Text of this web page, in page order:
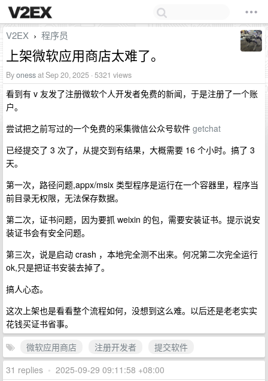
V2EX › 程序员
上架微软应用商店太难了。
Byonessat Sep 20, 2025 · 5321 views
看到有 v 友发了注册微软个人开发者免费的新闻，于是注册了一个账
户。
尝试把之前写过的一个免费的采集微信公众号软件 getchat
已经提交了 3 次了，从提交到有结果，大概需要 16 个小时。搞了 3
天。
第一次，路径问题,appx/msix 类型程序是运行在一个容器里，程序当
前目录无权限，无法保存数据。
第二次，证书问题，因为要抓 weixin 的包，需要安装证书。提示说安
装证书会有安全问题。
第三次，说是启动 crash ，本地完全测不出来。何况第二次完全运行
ok,只是把证书安装去掉了。
搞人心态。
这次上架也是看看整个流程如何，没想到这么难。以后还是老老实实
花钱买证书省事。
微软应用商店
注册开发者
提交软件
31 replies • 2025-09-29 09:11:58 +08:00